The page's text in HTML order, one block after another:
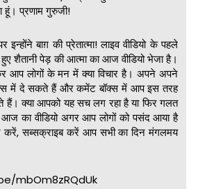
हूं। प्रणाम गुरुजी!
बाग़ की प्रेतात्मा! लाइव वीडियो के पहले
हुए शैतानी पेड़ की आत्मा का आज वीडियो भेजा है।
आप लोगों के मन में क्या विचार है। अपने अपने
में दे सकते हैं और कमेंट बॉक्स में आप इस तरह
हैं। क्या आपको यह सच लग रहा है या फिर गलत
आज का वीडियो अगर आप लोगों को पसंद आया है
सब्सक्राइब करें आप सभी का दिन मंगलमय
mbOm8zRQdUk